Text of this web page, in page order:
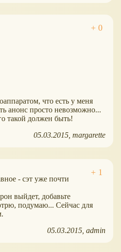
что есть у меня
анонс просто невозможно...
такой должен быть!
05.03.2015 margarette
- сэт уже почти
выйдет, добавьте
подумаю... Сейчас для
05.03.2015 admin